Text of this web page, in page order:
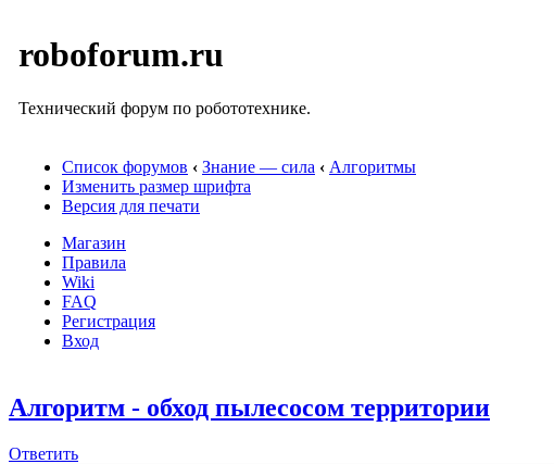
roboforum.ru
Технический форум по робототехнике.
Список форумов ‹ Знание — сила ‹ Алгоритмы
Изменить размер шрифта
Версия для печати
Магазин
Правила
Wiki
FAQ
Регистрация
Вход
Алгоритм - обход пылесосом территории
Ответить